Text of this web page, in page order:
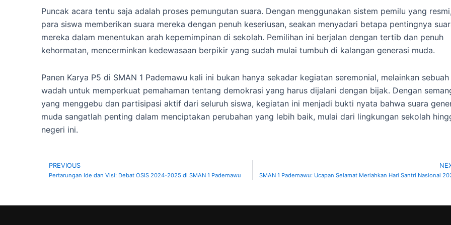
Puncak acara tentu saja adalah proses pemungutan suara. Dengan menggunakan sistem pemilu yang resmi,
para siswa memberikan suara mereka dengan penuh keseriusan, seakan menyadari betapa pentingnya
mereka dalam menentukan arah kepemimpinan di sekolah. Pemilihan ini berjalan dengan tertib dan penuh
kehormatan, mencerminkan kedewasaan berpikir yang sudah mulai tumbuh di kalangan generasi muda.
Panen Karya P5 di SMAN 1 Pademawu kali ini bukan hanya sekadar kegiatan seremonial, melainkan sebuah
wadah untuk memperkuat pemahaman tentang demokrasi yang harus dijalani dengan bijak. Dengan
yang menggebu dan partisipasi aktif dari seluruh siswa, kegiatan ini menjadi bukti nyata bahwa suara
muda sangatlah penting dalam menciptakan perubahan yang lebih baik, mulai dari lingkungan sekolah
negeri ini.
Prev
PREVIOUS
Pertarungan Ide dan Visi: Debat OSIS 2024-2025 di SMAN 1 Pademawu SMAN 1 Pademawu: Ucapan Selamat Meriahkan Hari Santri Nasional